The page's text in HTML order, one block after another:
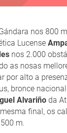
nos 800
Lucense
nos 2.000
as nosas
por alto a
bronce
Alvariño da
final, os
m.